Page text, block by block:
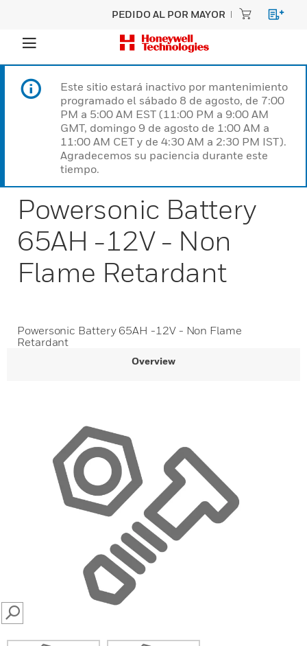
PEDIDO AL POR MAYOR
Este sitio estará inactivo por mantenimiento
programado el sábado 8 de agosto, de 7:00
PM a 5:00 AM EST (11:00 PM a 9:00 AM
GMT, domingo 9 de agosto de 1:00 AM a
11:00 AM CET y de 4:30 AM a 2:30 PM IST).
Agradecemos su paciencia durante este
tiempo.
Powersonic Battery
65AH -12V - Non
Flame Retardant
Powersonic Battery 65AH -12V - Non Flame
Retardant
Overview
SEARCH